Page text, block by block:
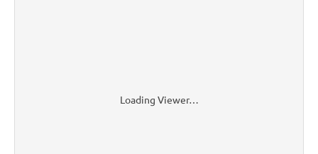
Loading Viewer…